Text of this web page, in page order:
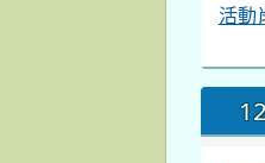
活動